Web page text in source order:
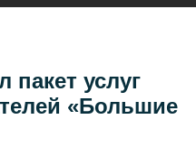
пакет услуг
«Большие